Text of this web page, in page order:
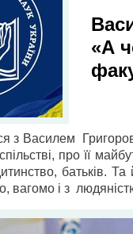
«А
з Василем
про її
батьків. Та
вагомо і з